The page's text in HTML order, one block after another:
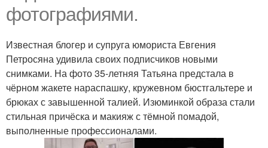
фотографиями.
Известная блогер и супруга юмориста Евгения
Петросяна удивила своих подписчиков новыми
снимками. На фото 35-летняя Татьяна предстала в
чёрном жакете нараспашку, кружевном бюстгальтере и
брюках с завышенной талией. Изюминкой образа стали
стильная причёска и макияж с тёмной помадой,
выполненные профессионалами.